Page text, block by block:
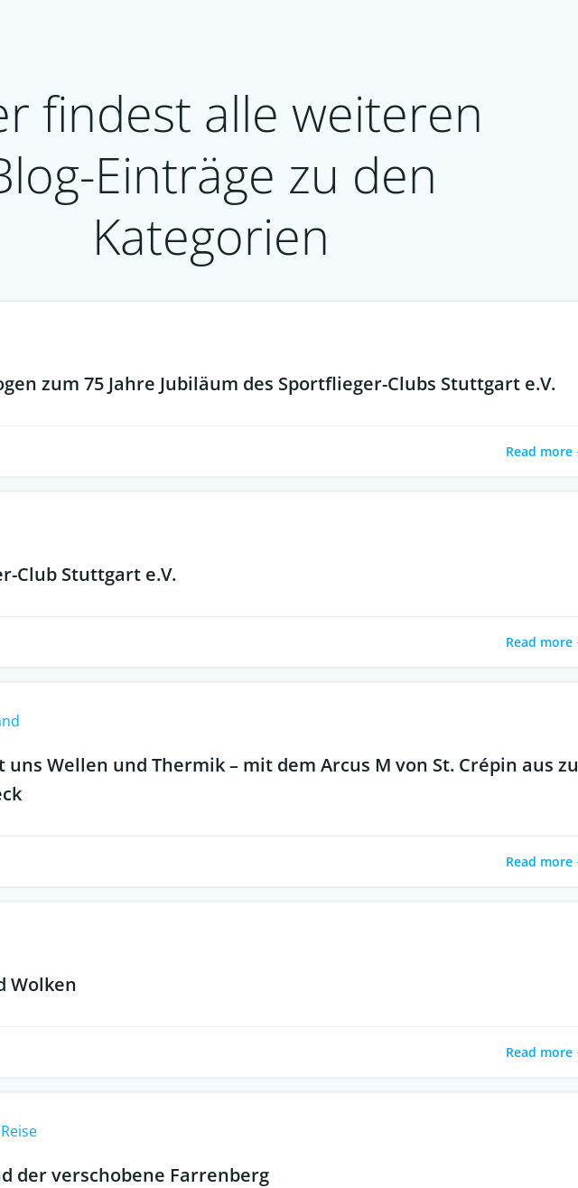
findest alle weiteren
Einträge zu den
Kategorien
zum 75 Jahre Jubiläum des Sportflieger-Clubs Stuttgart e.V.
Read more
Club Stuttgart e.V.
Read more
Wellen und Thermik – mit dem Arcus M von St. Crépin aus zu
Read more
Wolken
Read more
Reise
der verschobene Farrenberg